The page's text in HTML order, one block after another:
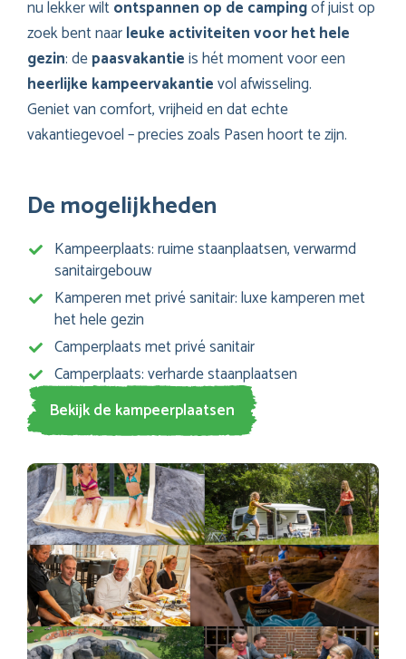
nu lekker wiltontspannen op de campingof juist op
zoek bent naarleuke activiteiten voor het hele
gezin: depaasvakantieis hét moment voor een
heerlijke kampeervakantievol afwisseling.
Geniet van comfort, vrijheid en dat echte
vakantiegevoel – precies zoals Pasen hoort te zijn.
De mogelijkheden
Kampeerplaats: ruime staanplaatsen, verwarmd
sanitairgebouw
Kamperen met privé sanitair: luxe kamperen met
het hele gezin
Camperplaats met privé sanitair
Camperplaats: verharde staanplaatsen
Bekijk de kampeerplaatsen